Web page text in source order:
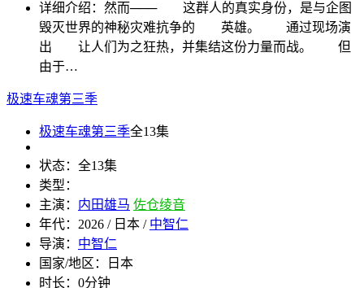
详细介绍： 然而─── 这群人的真实身份，是与企图
毁灭世界的神秘灾难抗争的 英雄。 通过现场演
出 让人们为之狂热，并集结这份力量而战。 但
由于…
极速车魂第三季
极速车魂第三季全13集
状态： 全13集
类型：
主演： 内田雄马 佐仓绫音
年代： 2026 / 日本 / 中智仁
导演： 中智仁
国家/地区：
日本
时长： 0分钟